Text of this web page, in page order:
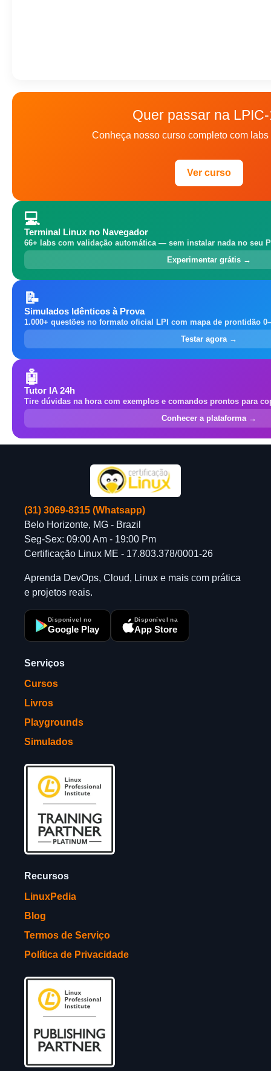
Quer passar na
Conheça nosso curso completo com
Ver curso
💻
Terminal Linux no Navegador
66+ labs com validação automática — sem instalar nada no seu
Experimentar grátis →
📝
Simulados Idênticos à Prova
1.000+ questões no formato oficial LPI com mapa de prontidão
Testar agora →
🤖
Tutor IA 24h
Tire dúvidas na hora com exemplos e comandos prontos para
Conhecer a plataforma →
(31) 3069-8315 (Whatsapp)
Belo Horizonte, MG - Brazil
Seg-Sex: 09:00 Am - 19:00 Pm
Certificação Linux ME - 17.803.378/0001-26
Aprenda DevOps, Cloud, Linux e mais com prática
e projetos reais.
Disponível no
Google Play
Disponível na
App Store
Serviços
Cursos
Livros
Playgrounds
Simulados
Recursos
LinuxPedia
Blog
Termos de Serviço
Política de Privacidade